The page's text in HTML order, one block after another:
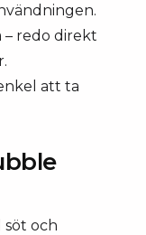
– redo direkt
att ta
söt och